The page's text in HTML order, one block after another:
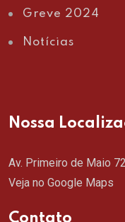
Greve 2024
Notícias
Nossa
Av. Primeiro de Maio
Veja no Google Maps
Contato